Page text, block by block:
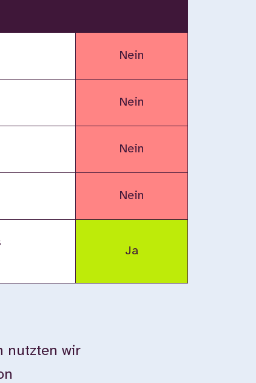
Nein
Nein
Nein
Nein
Ja
nutzten wir